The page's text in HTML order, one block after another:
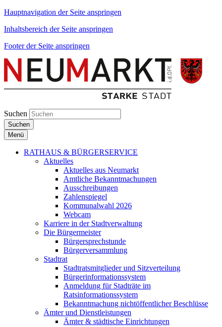
Hauptnavigation der Seite anspringen
Inhaltsbereich der Seite anspringen
Footer der Seite anspringen
Suchen
Suchen
Menü
RATHAUS & BÜRGERSERVICE
Aktuelles
Aktuelles aus Neumarkt
Amtliche Bekanntmachungen
Ausschreibungen
Zahlenspiegel
Kommunalwahl 2026
Webcam
Karriere in der Stadtverwaltung
Die Bürgermeister
Bürgersprechstunde
Bürgerversammlung
Stadtrat
Stadtratsmitglieder und Sitzverteilung
Bürgerinformationssystem
Anmeldung für Stadträte im
Ratsinformationssystem
Bekanntmachung nichtöffentlicher Beschlüsse
Ämter und Dienstleistungen
Ämter & städtische Einrichtungen